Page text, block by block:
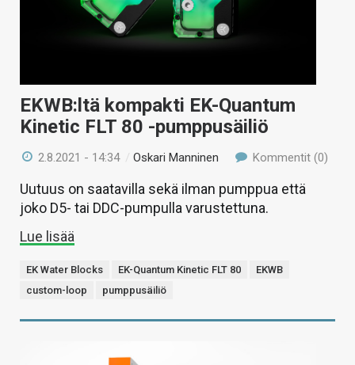
EKWB:ltä kompakti EK-Quantum
Kinetic FLT 80 -pumppusäiliö
2.8.2021 - 14:34 /Oskari Manninen Kommentit (0)
Uutuus on saatavilla sekä ilman pumppua että
joko D5- tai DDC-pumpulla varustettuna.
Lue lisää
EK Water Blocks EK-Quantum Kinetic FLT 80
EKWB
custom-loop
pumppusäiliö